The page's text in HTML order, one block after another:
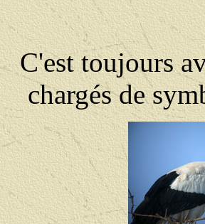
C'est toujours
chargés de